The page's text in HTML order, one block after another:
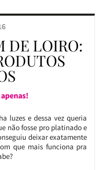
DE LOIRO:
luzes e dessa vez queria
não fosse pro platinado e
deixar exatamente
que mais funciona pra